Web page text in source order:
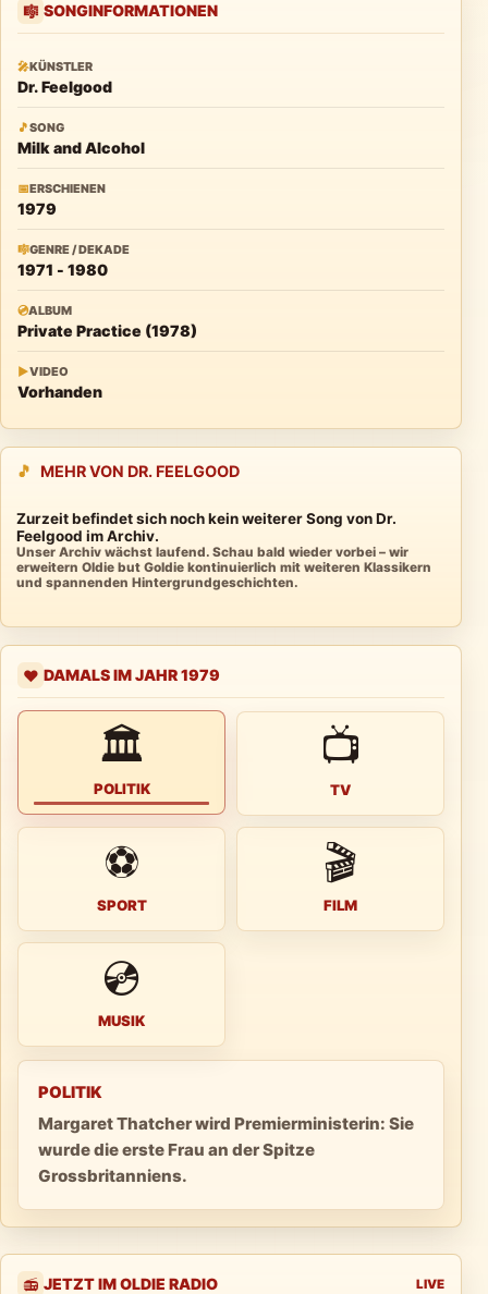
🎼 SONGINFORMATIONEN
🎤KÜNSTLER
Dr. Feelgood
🎵SONG
Milk and Alcohol
📅ERSCHIENEN
1979
🎼GENRE / DEKADE
1971 - 1980
💿ALBUM
Private Practice (1978)
▶VIDEO
Vorhanden
🎵 MEHR VON DR. FEELGOOD
Zurzeit befindet sich noch kein weiterer Song von Dr.
Feelgood im Archiv.
Unser Archiv wächst laufend. Schau bald wieder vorbei – wir
erweitern Oldie but Goldie kontinuierlich mit weiteren Klassikern
und spannenden Hintergrundgeschichten.
❤️ DAMALS IM JAHR 1979
🏛
POLITIK
📺
TV
⚽
SPORT
🎬
FILM
💿
MUSIK
POLITIK
Margaret Thatcher wird Premierministerin: Sie
wurde die erste Frau an der Spitze
Grossbritanniens.
📻 JETZT IM OLDIE RADIO LIVE